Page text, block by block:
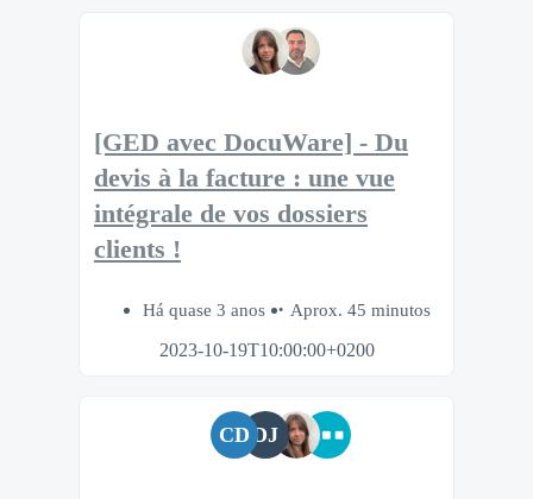
[GED avec DocuWare] - Du
devis à la facture : une vue
intégrale de vos dossiers
clients !
Há quase 3 anos
Aprox. 45 minutos
2023-10-19T10:00:00+0200
CD DJ